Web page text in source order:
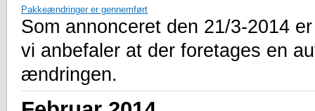
Pakkeændringer er gennemført
Som annonceret den 21/3-2014
vi anbefaler at der foretages en
ændringen.